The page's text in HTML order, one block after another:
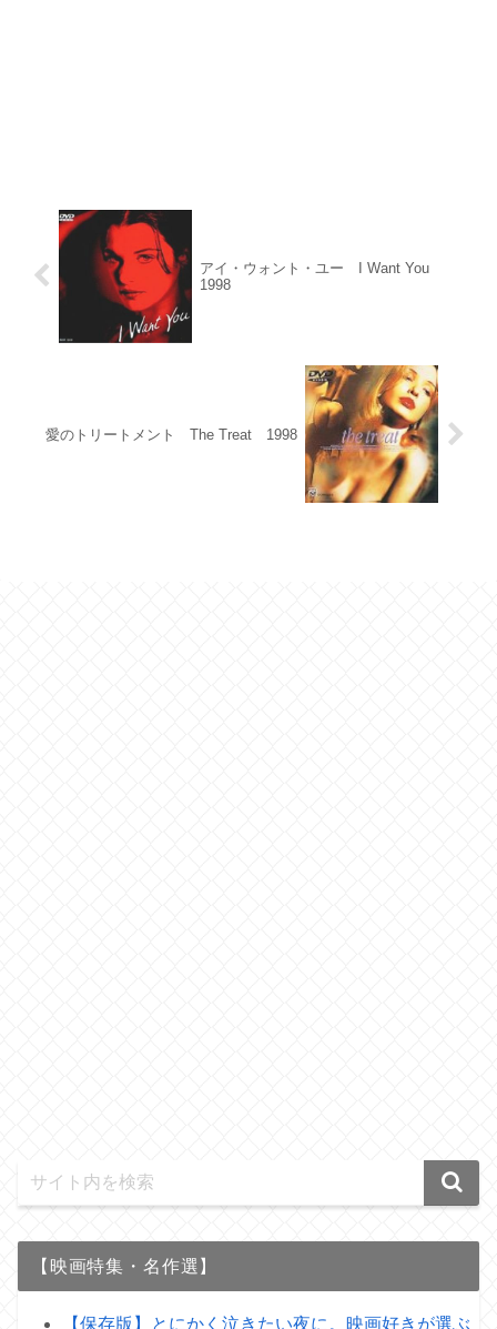
アイ・ウォント・ユー I Want You
1998
愛のトリートメント The Treat 1998
【映画特集・名作選】
【保存版】とにかく泣きたい夜に。映画好きが選ぶ